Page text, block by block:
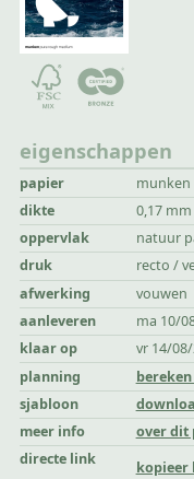
eigenschappen
papier
munken
dikte
0,17 mm
oppervlak
natuur
druk
recto /
afwerking
vouwen
aanleveren
ma 10/
klaar op
vr 14/
planning
sjabloon
meer info
over dit
directe link
kopieer